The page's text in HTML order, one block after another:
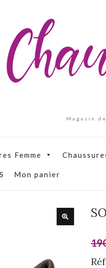
Magasin
Femme
Mon panier